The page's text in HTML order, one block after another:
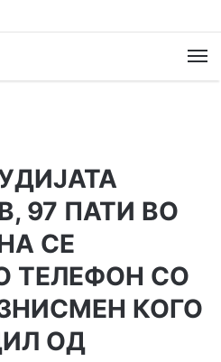
97 ПАТИ ВО
СЕ
ТЕЛЕФОН СО
КОГО
ОД